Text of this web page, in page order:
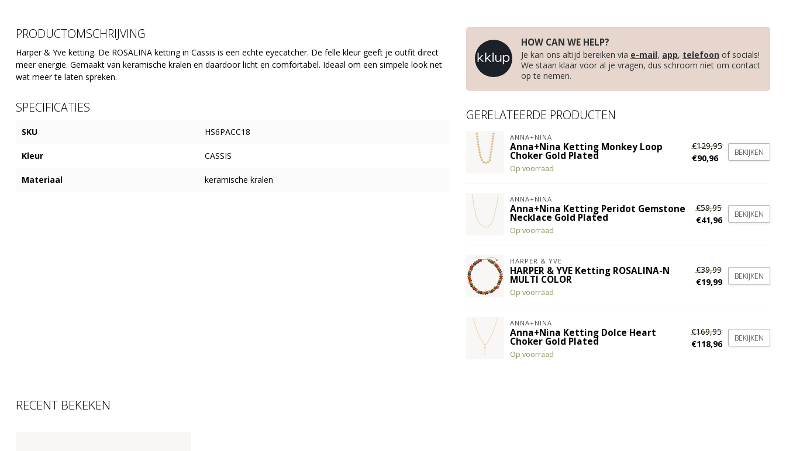
PRODUCTOMSCHRIJVING
Harper & Yve ketting. De ROSALINA ketting in Cassis is een echte eyecatcher. De felle kleur geeft je outfit direct
meer energie. Gemaakt van keramische kralen en daardoor licht en comfortabel. Ideaal om een simpele look net
wat meer te laten spreken.
SPECIFICATIES
SKU HS6PACC18
Kleur CASSIS
Materiaal keramische kralen
HOW CAN WE HELP?
Je kan ons altijd bereiken via e-mail, app, telefoon of socials!
We staan klaar voor al je vragen, dus schroom niet om contact
op te nemen.
GERELATEERDE PRODUCTEN
ANNA+NINA
Anna+Nina Ketting Monkey Loop
Choker Gold Plated
Op voorraad
€129,95
€90,96
BEKIJKEN
ANNA+NINA
Anna+Nina Ketting Peridot Gemstone
Necklace Gold Plated
Op voorraad
€59,95
€41,96
BEKIJKEN
HARPER & YVE
HARPER & YVE Ketting ROSALINA-N
MULTI COLOR
Op voorraad
€39,99
€19,99
BEKIJKEN
ANNA+NINA
Anna+Nina Ketting Dolce Heart
Choker Gold Plated
Op voorraad
€169,95
€118,96
BEKIJKEN
RECENT BEKEKEN